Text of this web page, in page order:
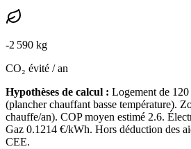
-2 590 kg
CO₂ évité / an
Hypothèses de calcul : Logement de 120
(plancher chauffant basse température).
chauffe/an). COP moyen estimé 2.6.
Gaz 0.1214 €/kWh. Hors déduction des
CEE.